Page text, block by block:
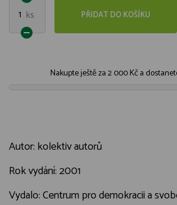
1 ks PŘIDAT DO KOŠÍKU
Nakupte ještě za2 000 Kča
Autor: kolektiv autorů
Rok vydání: 2001
Vydalo: Centrum pro demokracii a